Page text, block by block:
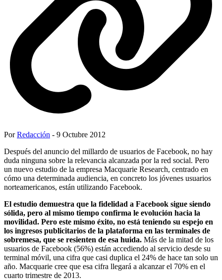
PorRedacción - 9 Octubre 2012
Después del anuncio del millardo de usuarios de Facebook, no hay
duda ninguna sobre la relevancia alcanzada por la red social. Pero
un nuevo estudio de la empresa Macquarie Research, centrado en
cómo una determinada audiencia, en concreto los jóvenes usuarios
norteamericanos, están utilizando Facebook.
El estudio demuestra que la fidelidad a Facebook sigue siendo
sólida, pero al mismo tiempo confirma le evolución hacia la
movilidad. Pero este mismo éxito, no está teniendo su espejo en
los ingresos publicitarios de la plataforma en las terminales de
sobremesa, que se resienten de esa huida. Más de la mitad de los
usuarios de Facebook (56%) están accediendo al servicio desde su
terminal móvil, una cifra que casi duplica el 24% de hace tan solo un
año. Macquarie cree que esa cifra llegará a alcanzar el 70% en el
cuarto trimestre de 2013.